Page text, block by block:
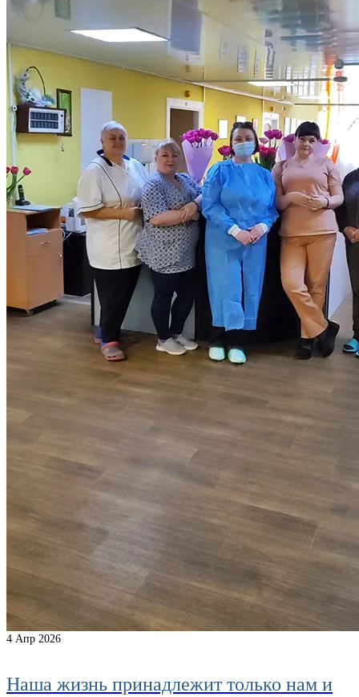
4 Апр 2026
Наша жизнь принадлежит только нам и